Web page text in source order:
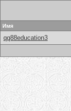
Имя
qq88education3